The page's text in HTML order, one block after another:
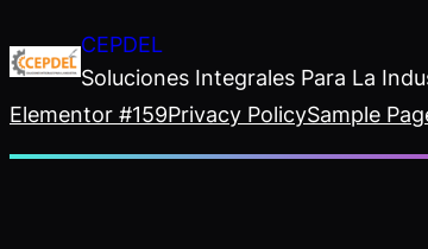
al
contenido
CEPDEL
Soluciones Integrales Para La
Elementor #159Privacy PolicySample